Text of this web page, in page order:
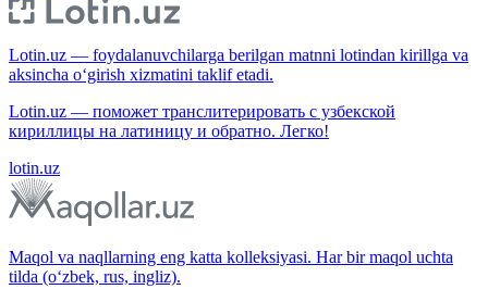
Lotin.uz — foydalanuvchilarga berilgan matnni lotindan kirillga va
aksincha o‘girish xizmatini taklif etadi.
Lotin.uz — поможет транслитерировать с узбекской
кириллицы на латиницу и обратно. Легко!
lotin.uz
Maqol va naqllarning eng katta kolleksiyasi. Har bir maqol uchta
tilda (o‘zbek, rus, ingliz).